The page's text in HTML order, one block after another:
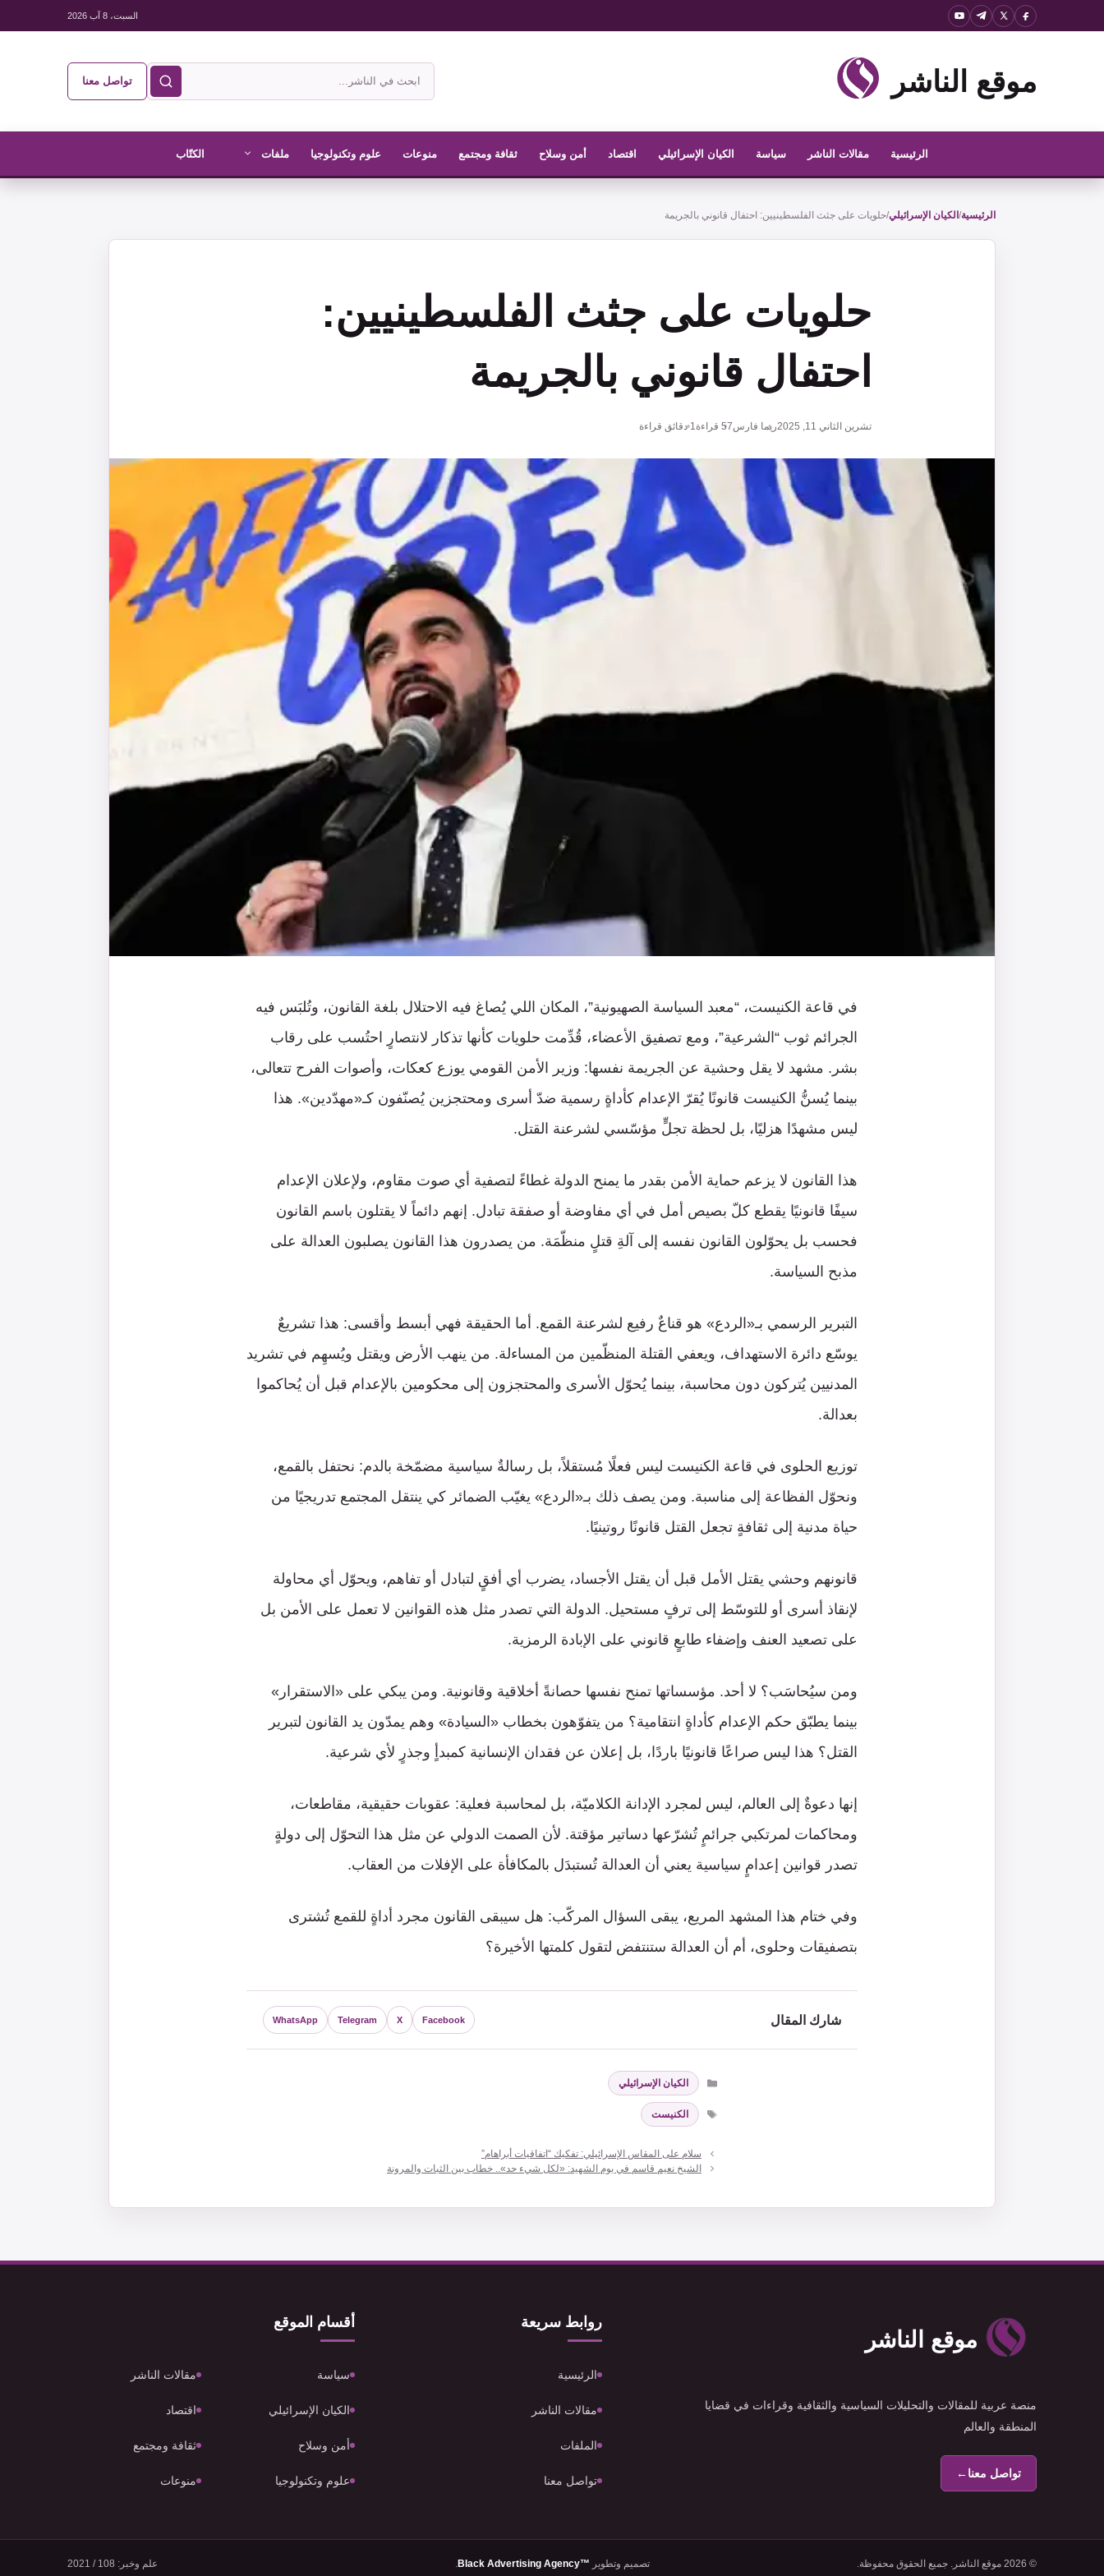
السبت، 8 آب 2026
موقع الناشر
ابحث
في
الناشر
تواصل معنا
الرئيسية مقالات الناشر سياسة الكيان الإسرائيلي اقتصاد أمن وسلاح ثقافة ومجتمع منوعات علوم وتكنولوجيا ملفات الكتّاب
الرئيسية/ الكيان الإسرائيلي/حلويات على جثث الفلسطينيين: احتفال قانوني بالجريمة
حلويات على جثث الفلسطينيين:
احتفال قانوني بالجريمة
تشرين الثاني 11, 2025 ريما فارس57 قراءة1 دقائق قراءة
في قاعة الكنيست، “معبد السياسة الصهيونية”، المكان اللي يُصاغ فيه الاحتلال بلغة القانون، وتُلبَس فيه
الجرائم ثوب “الشرعية”، ومع تصفيق الأعضاء، قُدِّمت حلويات كأنها تذكار لانتصارٍ احتُسب على رقاب
بشر. مشهد لا يقل وحشية عن الجريمة نفسها: وزير الأمن القومي يوزع كعكات، وأصوات الفرح تتعالى،
بينما يُسنُّ الكنيست قانونًا يُقرّ الإعدام كأداةٍ رسمية ضدّ أسرى ومحتجزين يُصنّفون كـ«مهدّدين». هذا
ليس مشهدًا هزليًا، بل لحظة تجلٍّ مؤسّسي لشرعنة القتل.
هذا القانون لا يزعم حماية الأمن بقدر ما يمنح الدولة غطاءً لتصفية أي صوت مقاوم، ولإعلان الإعدام
سيفًا قانونيًا يقطع كلّ بصيص أمل في أي مفاوضة أو صفقة تبادل. إنهم دائماً لا يقتلون باسم القانون
فحسب بل يحوّلون القانون نفسه إلى آلةِ قتلٍ منظّمَة. من يصدرون هذا القانون يصلبون العدالة على
مذبح السياسة.
التبرير الرسمي بـ«الردع» هو قناعٌ رفيع لشرعنة القمع. أما الحقيقة فهي أبسط وأقسى: هذا تشريعٌ
يوسّع دائرة الاستهداف، ويعفي القتلة المنظّمين من المساءلة. من ينهب الأرض ويقتل ويُسهِم في تشريد
المدنيين يُتركون دون محاسبة، بينما يُحوّل الأسرى والمحتجزون إلى محكومين بالإعدام قبل أن يُحاكموا
بعدالة.
توزيع الحلوى في قاعة الكنيست ليس فعلًا مُستقلاً، بل رسالةٌ سياسية مضمّخة بالدم: نحتفل بالقمع،
ونحوّل الفظاعة إلى مناسبة. ومن يصف ذلك بـ«الردع» يغيّب الضمائر كي ينتقل المجتمع تدريجيًا من
حياة مدنية إلى ثقافةٍ تجعل القتل قانونًا روتينيًا.
قانونهم وحشي يقتل الأمل قبل أن يقتل الأجساد، يضرب أي أفقٍ لتبادل أو تفاهم، ويحوّل أي محاولة
لإنقاذ أسرى أو للتوسّط إلى ترفٍ مستحيل. الدولة التي تصدر مثل هذه القوانين لا تعمل على الأمن بل
على تصعيد العنف وإضفاء طابعٍ قانوني على الإبادة الرمزية.
ومن سيُحاسَب؟ لا أحد. مؤسساتها تمنح نفسها حصانةً أخلاقية وقانونية. ومن يبكي على «الاستقرار»
بينما يطبّق حكم الإعدام كأداةٍ انتقامية؟ من يتفوّهون بخطاب «السيادة» وهم يمدّون يد القانون لتبرير
القتل؟ هذا ليس صراعًا قانونيًا باردًا، بل إعلان عن فقدان الإنسانية كمبدأٍ وجذرٍ لأي شرعية.
إنها دعوةٌ إلى العالم، ليس لمجرد الإدانة الكلاميّة، بل لمحاسبة فعلية: عقوبات حقيقية، مقاطعات،
ومحاكمات لمرتكبي جرائمٍ تُشرّعها دساتير مؤقتة. لأن الصمت الدولي عن مثل هذا التحوّل إلى دولةٍ
تصدر قوانين إعدامٍ سياسية يعني أن العدالة تُستبدَل بالمكافأة على الإفلات من العقاب.
وفي ختام هذا المشهد المريع، يبقى السؤال المركّب: هل سيبقى القانون مجرد أداةٍ للقمع تُشترى
بتصفيقات وحلوى، أم أن العدالة ستنتفض لتقول كلمتها الأخيرة؟
شارك المقال Facebook
X
Telegram
WhatsApp
التصنيفات
الكيان الإسرائيلي
الوسوم
الكنيست
سلام على المقاس الإسرائيلي: تفكيك “اتفاقيات أبراهام”
الشيخ نعيم قاسم في يوم الشهيد: «لكل شيء حد».. خطاب بين الثبات والمرونة
موقع الناشر
منصة عربية للمقالات والتحليلات السياسية والثقافية وقراءات في قضايا
المنطقة والعالم
تواصل معنا←
روابط سريعة
الرئيسية
مقالات الناشر
الملفات
تواصل معنا
أقسام الموقع
سياسة مقالات الناشر
الكيان الإسرائيلي اقتصاد
أمن وسلاح ثقافة ومجتمع
علوم وتكنولوجيا منوعات
© 2026 موقع الناشر. جميع الحقوق محفوظة. تصميم وتطوير Black Advertising Agency™
. علم وخبر: 108 / 2021